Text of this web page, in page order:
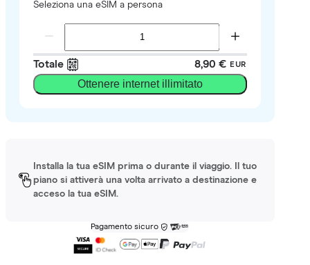
Seleziona una eSIM a persona
Totale 8,90 € EUR
Ottenere internet illimitato
Installa la tua eSIM prima o durante il viaggio. Il tuo
piano si attiverà una volta arrivato a destinazione e
acceso la tua eSIM.
Pagamento sicuro